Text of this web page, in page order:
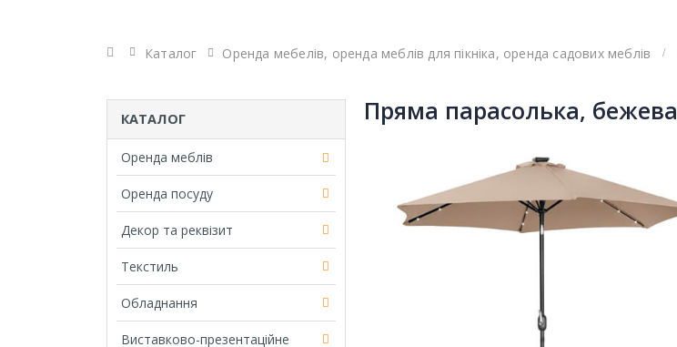
Головна
Каталог Оренда мебелів, оренда меблів для пікніка, оренда садових меблів
Пряма парасолька, бежева
КАТАЛОГ
Оренда меблів
Оренда посуду
Декор та реквізит
Текстиль
Обладнання
Виставково-презентаційне